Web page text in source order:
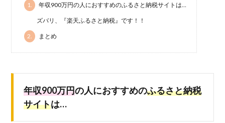
1. 年収900万円の人におすすめのふるさと納税サイトは…
ズバリ、『楽天ふるさと納税』です！！
2. まとめ
年収900万円の人におすすめのふるさと納税
サイトは…